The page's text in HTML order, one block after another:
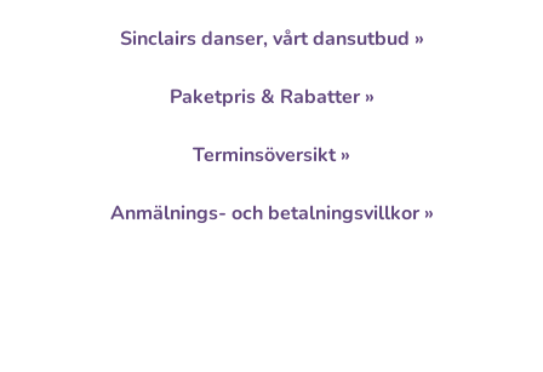
Sinclairs danser, vårt dansutbud »
Paketpris & Rabatter »
Terminsöversikt »
Anmälnings- och betalningsvillkor »